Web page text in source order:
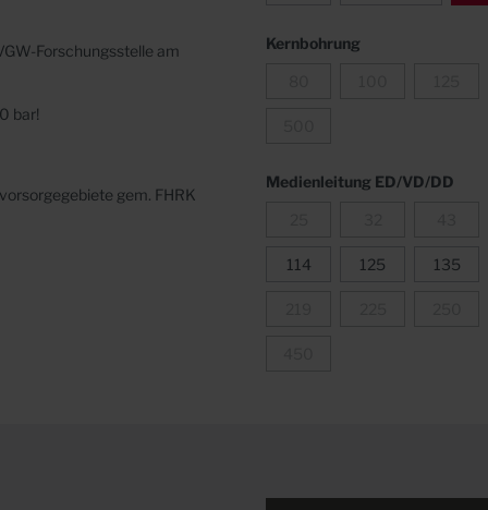
Kernbohrung
Medienleitung ED/VD/DD
114 125 135
Forschungsstelle am
bar!
gem. FHRK